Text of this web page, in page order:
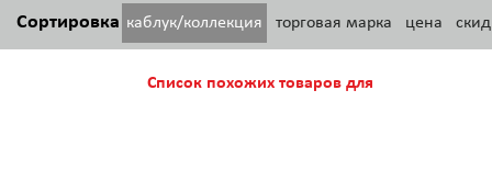
Сортировка каблук/коллекция торговая марка цена
Список похожих товаров для